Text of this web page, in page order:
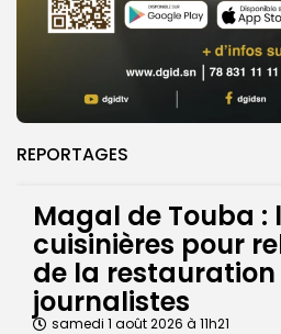
REPORTAGES
Magal de Touba :
cuisinières pour
de la restauration
journalistes
samedi 1 août 2026 à 11h21